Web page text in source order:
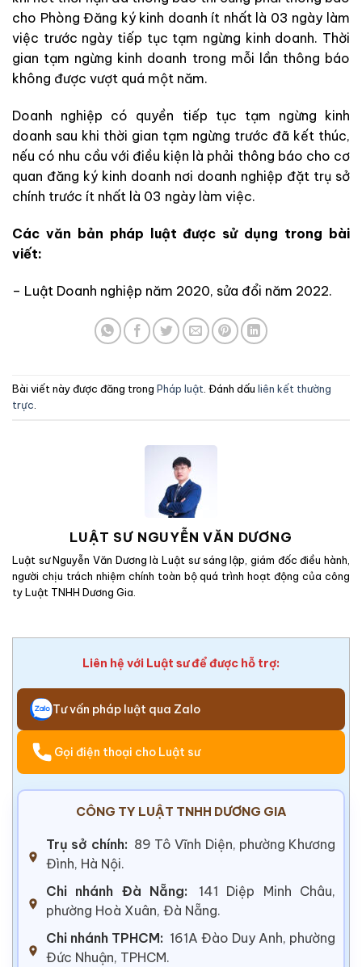
cho Phòng Đăng ký kinh doanh ít nhất là 03 ngày làm
việc trước ngày tiếp tục tạm ngừng kinh doanh. Thời
gian tạm ngừng kinh doanh trong mỗi lần thông báo
không được vượt quá một năm.
Doanh nghiệp có quyền tiếp tục tạm ngừng kinh
doanh sau khi thời gian tạm ngừng trước đã kết thúc,
nếu có nhu cầu với điều kiện là phải thông báo cho cơ
quan đăng ký kinh doanh nơi doanh nghiệp đặt trụ sở
chính trước ít nhất là 03 ngày làm việc.
Các văn bản pháp luật được sử dụng trong bài
viết:
– Luật Doanh nghiệp năm 2020, sửa đổi năm 2022.
Bài viết này được đăng trong Pháp luật . Đánh dấu liên kết thường
trực
LUẬT SƯ NGUYỄN VĂN DƯƠNG
Luật sư Nguyễn Văn Dương là Luật sư sáng lập, giám đốc điều hành,
người chịu trách nhiệm chính toàn bộ quá trình hoạt động của công
ty Luật TNHH Dương Gia.
Liên hệ với Luật sư để được hỗ trợ:
Tư vấn pháp luật qua Zalo
Gọi điện thoại cho Luật sư
CÔNG TY LUẬT TNHH DƯƠNG GIA
Trụ sở chính: 89 Tô Vĩnh Diện, phường Khương
Đình, Hà Nội.
Chi nhánh Đà Nẵng:
141 Diệp Minh Châu,
phường Hoà Xuân, Đà Nẵng.
Chi nhánh TPHCM: 161A Đào Duy Anh, phường
Đức Nhuận, TPHCM.